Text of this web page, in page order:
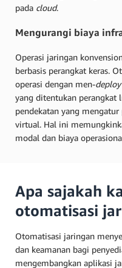
pada cloud.
Mengurangi biaya
Operasi jaringan
berbasis perangkat keras.
operasi dengan men-deploy
yang ditentukan perangkat
pendekatan yang
virtual. Hal ini
modal dan biaya
Apa sajakah
otomatisasi
Otomatisasi jaringan
dan keamanan bagi
mengembangkan aplikasi